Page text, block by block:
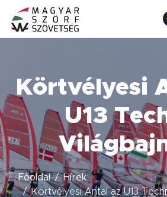
Körtvélyesi
U13
Főoldal
Hírek
Körtvélyesi Antal az U13